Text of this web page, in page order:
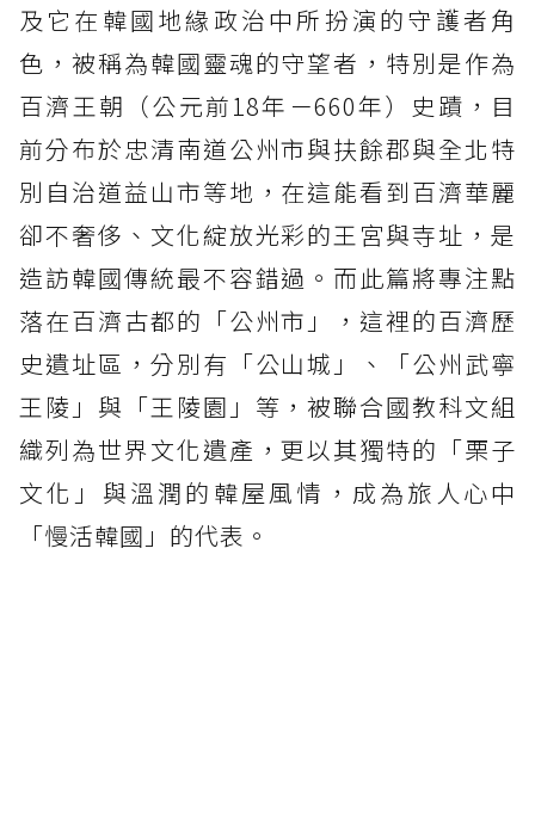
及它在韓國地緣政治中所扮演的守護者角
色，被稱為韓國靈魂的守望者，特別是作為
百濟王朝（公元前18年－660年）史蹟，目
前分布於忠清南道公州市與扶餘郡與全北特
別自治道益山市等地，在這能看到百濟華麗
卻不奢侈、文化綻放光彩的王宮與寺址，是
造訪韓國傳統最不容錯過。而此篇將專注點
落在百濟古都的「公州市」，這裡的百濟歷
史遺址區，分別有「公山城」、「公州武寧
王陵」與「王陵園」等，被聯合國教科文組
織列為世界文化遺產，更以其獨特的「栗子
文化」與溫潤的韓屋風情，成為旅人心中
「慢活韓國」的代表。